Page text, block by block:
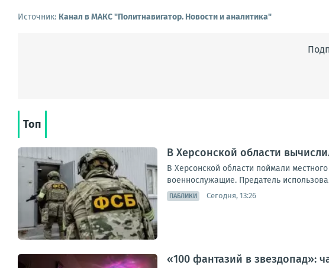
Источник: Канал в МАКС "Политнавигатор. Новости и аналитика"
Топ
В Херсонской области
В Херсонской области поймали
военнослужащие. Предатель
ПАБЛИКИ Сегодня, 13:26
«100 фантазий в звездопад»: